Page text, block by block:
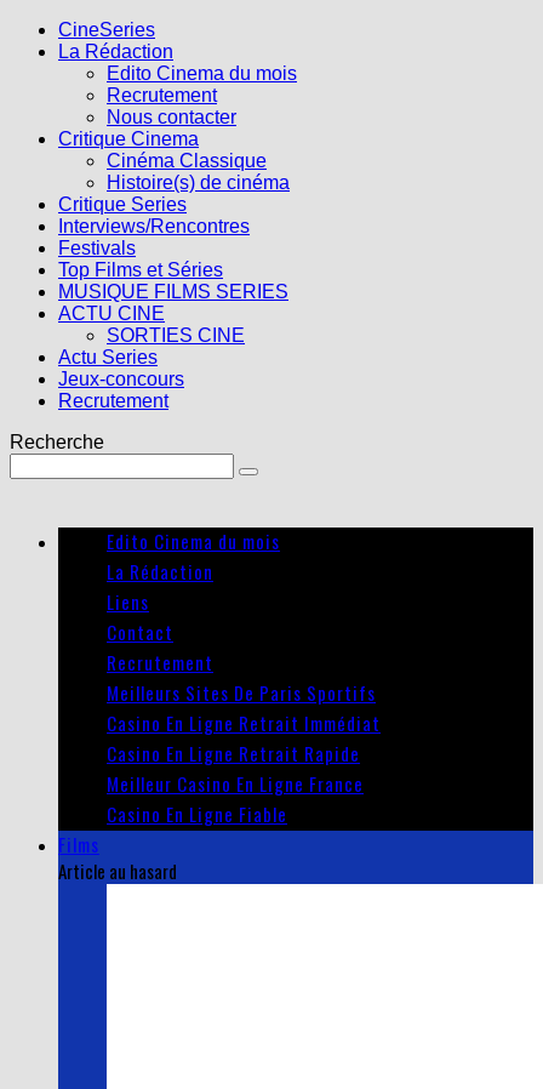
CineSeries
La Rédaction
Edito Cinema du mois
Recrutement
Nous contacter
Critique Cinema
Cinéma Classique
Histoire(s) de cinéma
Critique Series
Interviews/Rencontres
Festivals
Top Films et Séries
MUSIQUE FILMS SERIES
ACTU CINE
SORTIES CINE
Actu Series
Jeux-concours
Recrutement
Recherche
Edito Cinema du mois
La Rédaction
Liens
Contact
Recrutement
Meilleurs Sites De Paris Sportifs
Casino En Ligne Retrait Immédiat
Casino En Ligne Retrait Rapide
Meilleur Casino En Ligne France
Casino En Ligne Fiable
Films
Article au hasard